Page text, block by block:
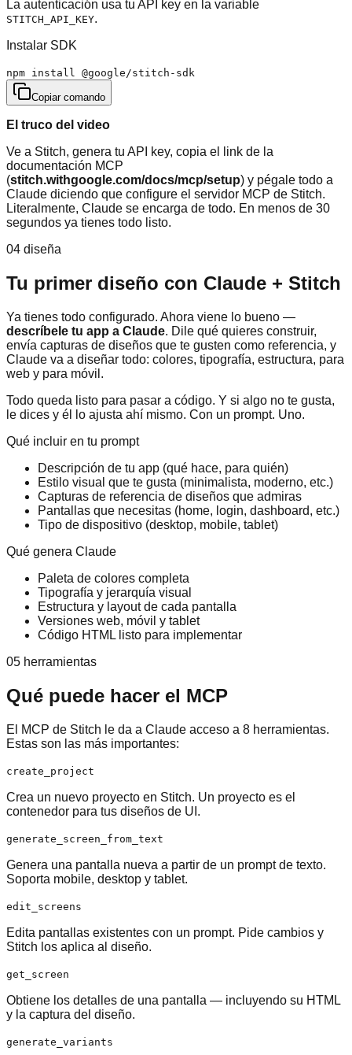
La autenticación usa tu API key en la variable
STITCH_API_KEY.
Instalar SDK
npm install @google/stitch-sdk
Copiar comando
El truco del video
Ve a Stitch, genera tu API key, copia el link de la
documentación MCP
(stitch.withgoogle.com/docs/mcp/setup) y pégale todo a
Claude diciendo que configure el servidor MCP de Stitch.
Literalmente, Claude se encarga de todo. En menos de 30
segundos ya tienes todo listo.
04 diseña
Tu primer diseño con Claude + Stitch
Ya tienes todo configurado. Ahora viene lo bueno —
descríbele tu app a Claude. Dile qué quieres construir,
envía capturas de diseños que te gusten como referencia, y
Claude va a diseñar todo: colores, tipografía, estructura, para
web y para móvil.
Todo queda listo para pasar a código. Y si algo no te gusta,
le dices y él lo ajusta ahí mismo. Con un prompt. Uno.
Qué incluir en tu prompt
Descripción de tu app (qué hace, para quién)
Estilo visual que te gusta (minimalista, moderno, etc.)
Capturas de referencia de diseños que admiras
Pantallas que necesitas (home, login, dashboard, etc.)
Tipo de dispositivo (desktop, mobile, tablet)
Qué genera Claude
Paleta de colores completa
Tipografía y jerarquía visual
Estructura y layout de cada pantalla
Versiones web, móvil y tablet
Código HTML listo para implementar
05 herramientas
Qué puede hacer el MCP
El MCP de Stitch le da a Claude acceso a 8 herramientas.
Estas son las más importantes:
create_project
Crea un nuevo proyecto en Stitch. Un proyecto es el
contenedor para tus diseños de UI.
generate_screen_from_text
Genera una pantalla nueva a partir de un prompt de texto.
Soporta mobile, desktop y tablet.
edit_screens
Edita pantallas existentes con un prompt. Pide cambios y
Stitch los aplica al diseño.
get_screen
Obtiene los detalles de una pantalla — incluyendo su HTML
y la captura del diseño.
generate_variants